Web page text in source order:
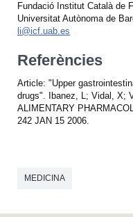
Fundació Institut Català de
Universitat Autònoma de
li@icf.uab.es
Referències
Article: "Upper
drugs". Ibanez, L; Vidal, X;
ALIMENTARY
242 JAN 15 2006.
MEDICINA